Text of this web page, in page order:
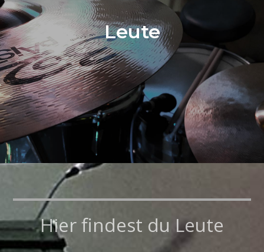
Leute
Hier findest du Leute